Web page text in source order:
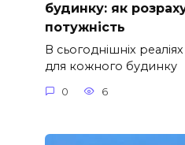
будинку: як
потужність
В сьогоднішніх
для кожного будинку
0 6